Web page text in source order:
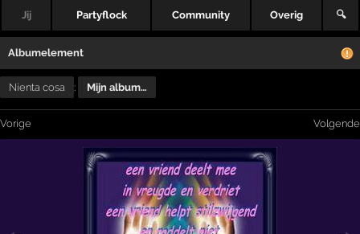
Jij Partyflock Community Overig 🔍
Albumelement
Nienta cosa : Mijn album…
Vorige Volgende